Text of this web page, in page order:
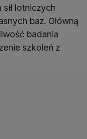
lotniczych
baz. Główną
badania
szkoleń z